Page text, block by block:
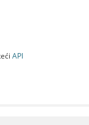
API